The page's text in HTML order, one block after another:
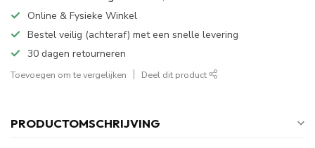
Online & Fysieke Winkel
Bestel veilig (achteraf) met een snelle levering
30 dagen retourneren
Toevoegen om te vergelijken Deel dit product
PRODUCTOMSCHRIJVING